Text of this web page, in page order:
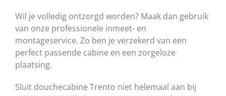
Wil je volledig ontzorgd worden? Maak dan gebruik
van onze professionele inmeet- en
montageservice. Zo ben je verzekerd van een
perfect passende cabine en een zorgeloze
plaatsing.
Sluit douchecabine Trento niet helemaal aan bij